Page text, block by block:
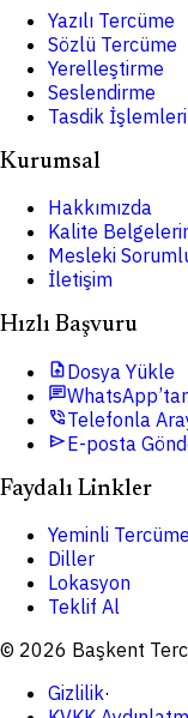
Yazılı Tercüme
Sözlü Tercüme
Yerelleştirme
Seslendirme
Tasdik İşlemleri
Kurumsal
Hakkımızda
Kalite
Mesleki
İletişim
Hızlı Başvuru
upload_fileDosya Yükle
chat
phone_in_talkTelefonla
sendE-posta
Faydalı Linkler
Yeminli Tercüme
Diller
Lokasyon
Teklif Al
© 2026 Başkent
Gizlilik·